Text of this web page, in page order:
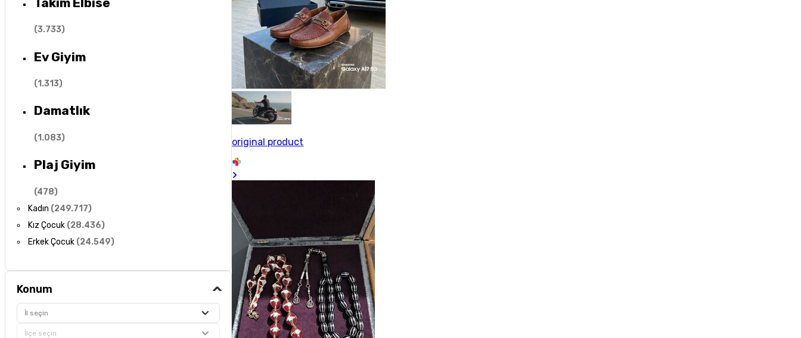
(3.733)
Ev Giyim
(1.313)
Damatlık
(1.083)
Plaj Giyim
(478)
Kadın (249.717)
Kız Çocuk (28.436)
Erkek Çocuk (24.549)
Konum
İl seçin
İlçe seçin
original product